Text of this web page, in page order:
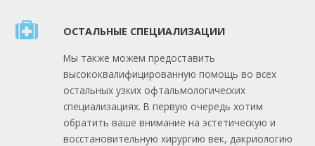
ОСТАЛЬНЫЕ СПЕЦИАЛИЗАЦИИ
Мы также можем предоставить
высококвалифицированную помощь во всех
остальных узких офтальмологических
специализациях. В первую очередь хотим
обратить ваше внимание на эстетическую и
восстановительную хирургию век, дакриологию